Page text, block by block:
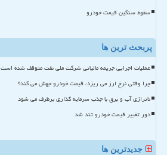
سقوط سنگین قیمت خودرو
پربحث ترین ها
عملیات اجرایی جریمه مالیاتی شرکت ملی نفت متوقف شده است
چرا وقتی نرخ ارز می ریزد، قیمت خودرو جهش می کند؟
ناترازی آب و برق با جذب سرمایه گذاری برطرف می شود
دور تغییر قیمت خودرو تند شد
جدیدترین ها